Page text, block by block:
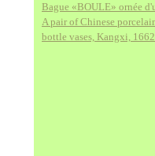
Bague «BOULE» ornée
A pair of Chinese
bottle vases, Kangxi,